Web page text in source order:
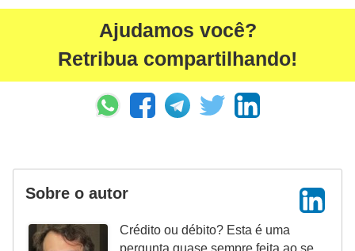
Ajudamos você?
Retribua compartilhando!
Sobre o autor
Crédito ou débito? Esta é uma
pergunta quase sempre feita ao se